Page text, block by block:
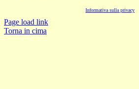
Informativa sulla privacy
Page load link
Torna in cima